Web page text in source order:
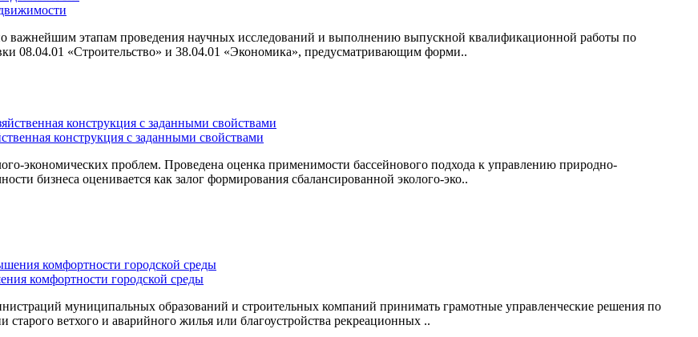
важнейшим этапам проведения научных исследований и выполнению выпускной квалификационной работы по
08.04.01 «Строительство» и 38.04.01 «Экономика», предусматривающим форми..
конструкция с заданными свойствами
экономических проблем. Проведена оценка применимости бассейнового подхода к управлению природно-
бизнеса оценивается как залог формирования сбалансированной эколого-эко..
комфортности городской среды
муниципальных образований и строительных компаний принимать грамотные управленческие решения по
ветхого и аварийного жилья или благоустройства рекреационных ..